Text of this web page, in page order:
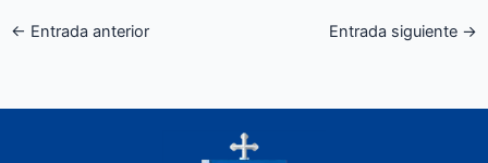
← Entrada anterior Entrada siguiente →